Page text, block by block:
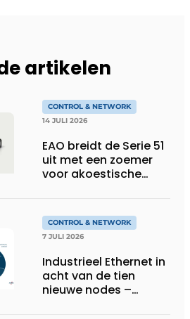
artikelen
CONTROL & NETWORK
14 JULI 2026
EAO breidt de Serie 51
uit met een zoemer
voor akoestische
CONTROL & NETWORK
7 JULI 2026
Industrieel Ethernet in
acht van de tien
nieuwe nodes –